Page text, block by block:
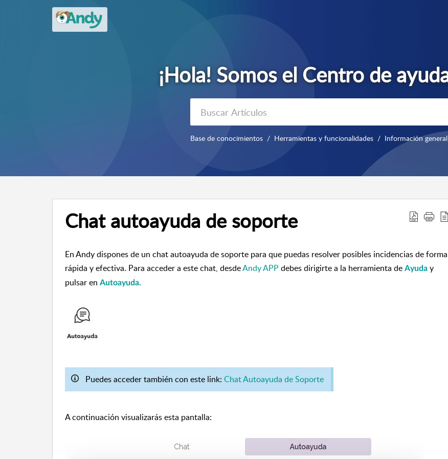
Base de conocimientos Herramientas y funcionalidades Información general
Chat autoayuda de soporte
En Andy dispones de un chat autoayuda de soporte para que puedas resolver posibles incidencias de forma
rápida y efectiva. Para acceder a este chat, desdeAndy APPdebes dirigirte a la herramienta de Ayuda y
pulsar en Autoayuda.
Puedes acceder también con este link: Chat Autoayuda de Soporte
A continuación visualizarás esta pantalla: